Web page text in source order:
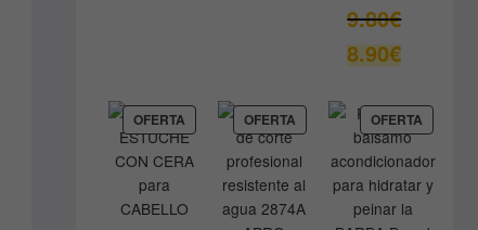
9.80€El
original
9.80€.
8.90€El
precio
es:
8.90€.
OFERTA PRODUCTO
EN
OFERTA
OFERTAPRODUCTO
EN
OFERTA
OFERTA
EN
OFERTA